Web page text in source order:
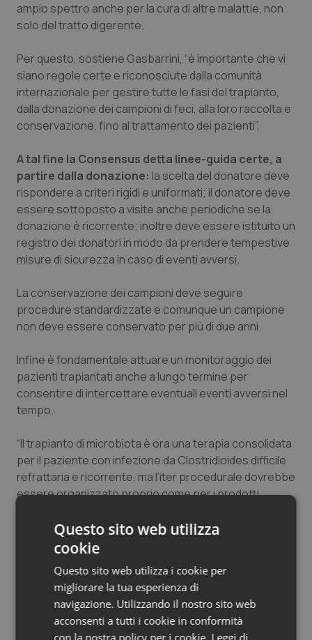
Valle D’Aosta
Veneto
Oncodermatologia
Oncoematologia
Oncologia & Nutrizione
Psoriasi & pelle
Quotidiano Cardiologia
Quotidiano Chirurgia
Quotidiano Oncologia
Rene & patologie urogenitali
Sangue & coagulazione
Tiroide
Tumore al seno
Tumore ovarico
Tumori del Polmone & Testa Collo
Ulcera & Reflusso
Vaccini
ampio spettro anche per la cura di altre malattie, non
solo del tratto digerente.
Per questo, sostiene Gasbarrini, “è importante che vi
siano regole certe e riconosciute dalla comunità
internazionale per gestire tutte le fasi del trapianto,
dalla donazione dei campioni di feci, alla loro raccolta e
conservazione, fino al trattamento dei pazienti”.
A tal fine la Consensus detta linee-guida certe, a
partire dalla donazione: la scelta del donatore deve
rispondere a criteri rigidi e uniformati; il donatore deve
essere sottoposto a visite anche periodiche se la
donazione è ricorrente; inoltre deve essere istituito un
registro dei donatori in modo da prendere tempestive
misure di sicurezza in caso di eventi avversi.
La conservazione dei campioni deve seguire
procedure standardizzate e comunque un campione
non deve essere conservato per più di due anni.
Infine è fondamentale attuare un monitoraggio dei
pazienti trapiantati anche a lungo termine per
consentire di intercettare eventuali eventi avversi nel
tempo.
“Il trapianto di microbiota è ora una terapia consolidata
per il paziente con infezione da Clostridioides difficile
refrattaria e ricorrente, ma l’iter procedurale dovrebbe
essere organizzato proprio come per i prodotti
donatori, preparazione e conservazione dei materiali –
conclude Cammarota – pertanto, occorre
feci ai fini garantire livelli elevati di sicurezza e nello
stesso tempo aumentare la fruibilità del trattamento
per i pazienti”.
Questo sito web utilizza
cookie
Questo sito web utilizza i cookie per
migliorare la tua esperienza di
navigazione. Utilizzando il nostro sito web
acconsenti a tutti i cookie in conformità
con la nostra policy per i cookie. Leggi di